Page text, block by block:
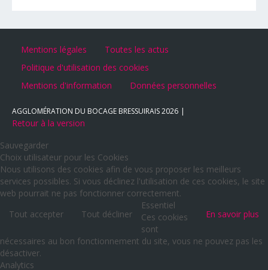
Mentions légales
Toutes les actus
Politique d'utilisation des cookies
Mentions d'information
Données personnelles
AGGLOMÉRATION DU BOCAGE BRESSUIRAIS2026
Retour à la version
Sauvegarder
Choix utilisateur pour les Cookies
Nous utilisons des cookies afin de vous proposer les meilleurs
services possibles. Si vous déclinez l'utilisation de ces cookies, le site
web pourrait ne pas fonctionner correctement.
Tout accepter
Tout décliner En savoir plus
Essentiel
Ces cookies
sont
nécessaires au bon fonctionnement du site, vous ne pouvez pas les
désactiver.
Analytics